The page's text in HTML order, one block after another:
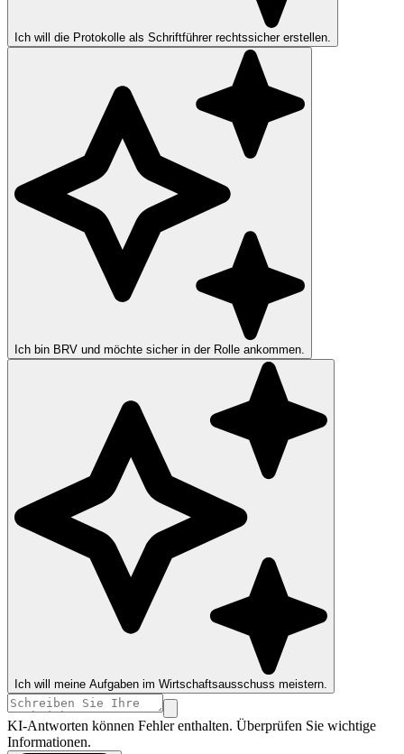
Ich will die Protokolle als Schriftführer rechtssicher erstellen.
Ich bin BRV und möchte sicher in der Rolle ankommen.
Ich will meine Aufgaben im Wirtschaftsausschuss meistern.
KI-Antworten können Fehler enthalten. Überprüfen Sie wichtige
Informationen.